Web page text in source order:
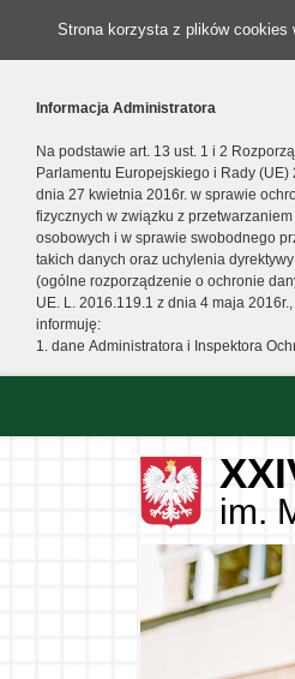
Strona korzysta z plików cookies
Informacja Administratora
Na podstawie art. 13 ust. 1 i 2
Parlamentu Europejskiego i Rady (UE)
dnia 27 kwietnia 2016r. w sprawie
fizycznych w związku z
osobowych i w sprawie swobodnego
takich danych oraz uchylenia
(ogólne rozporządzenie o ochronie
UE. L. 2016.119.1 z dnia 4 maja
informuję:
1. dane Administratora i Inspektora
im.